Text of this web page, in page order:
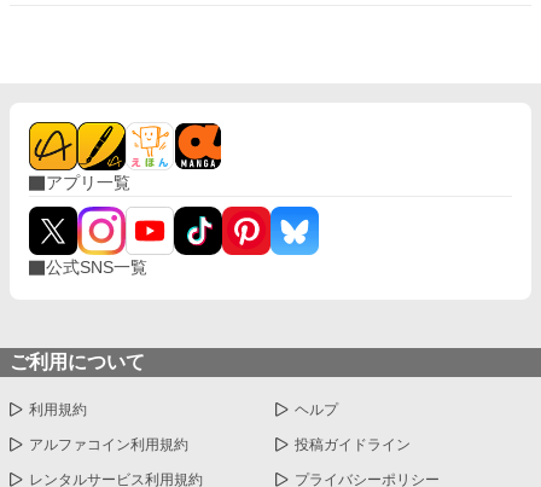
幕！ ● ロベルトの独り言の多い作品です。ご了承お願いします。
● 世界観はひよこの想像力全開の世界です。
アプリ一覧
公式SNS一覧
ご利用について
利用規約 ヘルプ
アルファコイン利用規約 投稿ガイドライン
レンタルサービス利用規約 プライバシーポリシー